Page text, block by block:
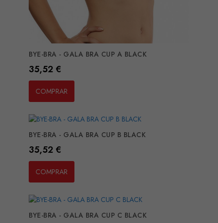
BYE-BRA - GALA BRA CUP A BLACK
Preço
35,52 €
COMPRAR
BYE-BRA - GALA BRA CUP B BLACK
Preço
35,52 €
COMPRAR
BYE-BRA - GALA BRA CUP C BLACK